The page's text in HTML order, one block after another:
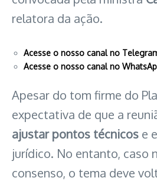
relatora da ação.
Acesse o nosso canal no
Acesse o nosso canal no
Apesar do tom firme do
expectativa de que a
ajustar pontos técnicos e
jurídico. No entanto, caso
consenso, o tema deve